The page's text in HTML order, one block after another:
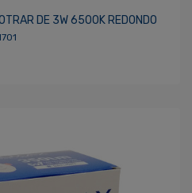
DE 3W 6500K REDONDO